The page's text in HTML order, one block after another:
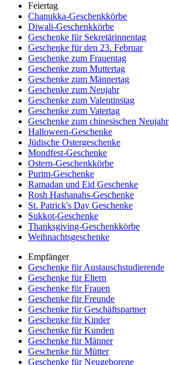
Feiertag
Chanukka-Geschenkkörbe
Diwali-Geschenkkörbe
Geschenke für Sekretärinnentag
Geschenke für den 23. Februar
Geschenke zum Frauentag
Geschenke zum Muttertag
Geschenke zum Männertag
Geschenke zum Neujahr
Geschenke zum Valentinstag
Geschenke zum Vatertag
Geschenke zum chinesischen Neujahr
Halloween-Geschenke
Jüdische Ostergeschenke
Mondfest-Geschenke
Ostern-Geschenkkörbe
Purim-Geschenke
Ramadan und Eid Geschenke
Rosh Hashanahs-Geschenke
St. Patrick's Day Geschenke
Sukkot-Geschenke
Thanksgiving-Geschenkkörbe
Weihnachtsgeschenke
Empfänger
Geschenke für Austauschstudierende
Geschenke für Eltern
Geschenke für Frauen
Geschenke für Freunde
Geschenke für Geschäftspartner
Geschenke für Kinder
Geschenke für Kunden
Geschenke für Männer
Geschenke für Mütter
Geschenke für Neugeborene